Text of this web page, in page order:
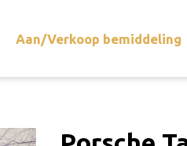
Aan/Verkoop bemiddeling